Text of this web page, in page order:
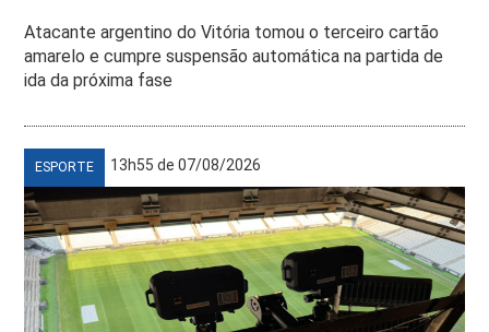
Atacante argentino do Vitória tomou o terceiro cartão
amarelo e cumpre suspensão automática na partida de
ida da próxima fase
ESPORTE 13h55 de 07/08/2026